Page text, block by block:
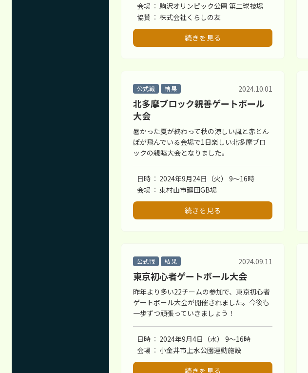
会場
駒沢オリンピック公園 第二球技場
協賛
株式会社くらしの友
続きを見る
公式戦 結果
北多摩ブロック親善ゲートボール
大会
2024.10.01
暑かった夏が終わって秋の涼しい風と赤とん
ぼが飛んでいる会場で1日楽しい北多摩ブロ
ックの親睦大会となりました。
日時
2024年9月24日（火） 9〜16時
会場
東村山市廻田GB場
続きを見る
公式戦 結果
東京初心者ゲートボール大会
2024.09.11
昨年より多い22チームの参加で、東京初心者
ゲートボール大会が開催されました。今後も
一歩ずつ頑張っていきましょう！
日時
2024年9月4日（水） 9〜16時
会場
小金井市上水公園運動施設
続きを見る